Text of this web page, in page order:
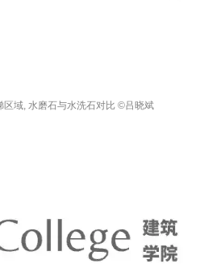
区域, 水磨石与水洗石对比 ©吕晓斌